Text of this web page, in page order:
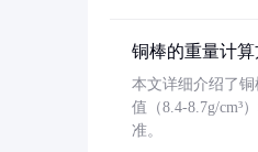
铜棒的重量计
本文详细介绍了
值（8.4-8.7g/cm³
准。